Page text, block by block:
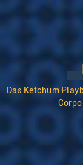
Das Ketchum